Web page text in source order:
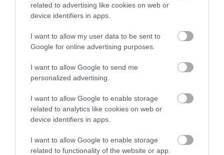
related to advertising like cookies on web or
device identifiers in apps.
I want to allow my user data to be sent to
Google for online advertising purposes.
I want to allow Google to send me
personalized advertising.
I want to allow Google to enable storage
related to analytics like cookies on web or
device identifiers in apps.
I want to allow Google to enable storage
related to functionality of the website or app.
HÍREK MAGYARORSZÁG
HETI BÖLCSESSÉG
sújtott gyerek." Jean-Michel Maulpoix